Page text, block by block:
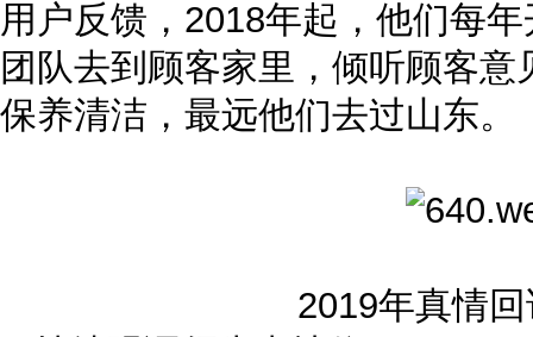
用户反馈，2018年起，他们每
团队去到顾客家里，倾听顾客
保养清洁，最远他们去过山东。
2019年真情